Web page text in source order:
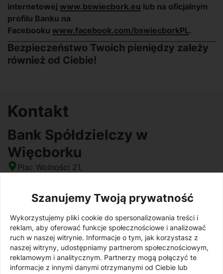
internetowej www.bswiecbork.eu lub na oficjalnym
profilu Banku na
Facebooku www.facebook.com/bswiecborkPL.
Bezpieczeństwo Twoich pieniędzy zależy
również od Ciebie!
Kontakt
Bank Spółdzielczy w
Więcborku
Plac Wolności 21,
NIP: 5580001377
SWIFT: GBWCPLPP
Centrala banku:
tel. 52 328 04 00
fax. 52 388 18 89
Szanujemy Twoją prywatność
Wykorzystujemy pliki cookie do spersonalizowania treści i
reklam, aby oferować funkcje społecznościowe i analizować
ruch w naszej witrynie. Informacje o tym, jak korzystasz z
naszej witryny, udostępniamy partnerom społecznościowym,
reklamowym i analitycznym. Partnerzy mogą połączyć te
informacje z innymi danymi otrzymanymi od Ciebie lub